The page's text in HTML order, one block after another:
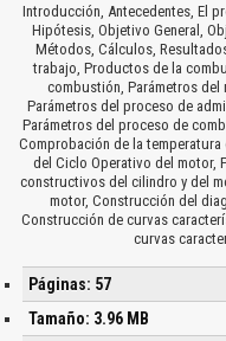
Introducción, Antecedentes, El
Hipótesis, Objetivo General,
Métodos, Cálculos,
trabajo, Productos de la
combustión, Parámetros del
Parámetros del proceso de
Parámetros del proceso de
Comprobación de la
del Ciclo Operativo del motor,
constructivos del cilindro y del
motor, Construcción del
Construcción de curvas
curvas
Páginas: 57
Tamaño: 3.96 MB